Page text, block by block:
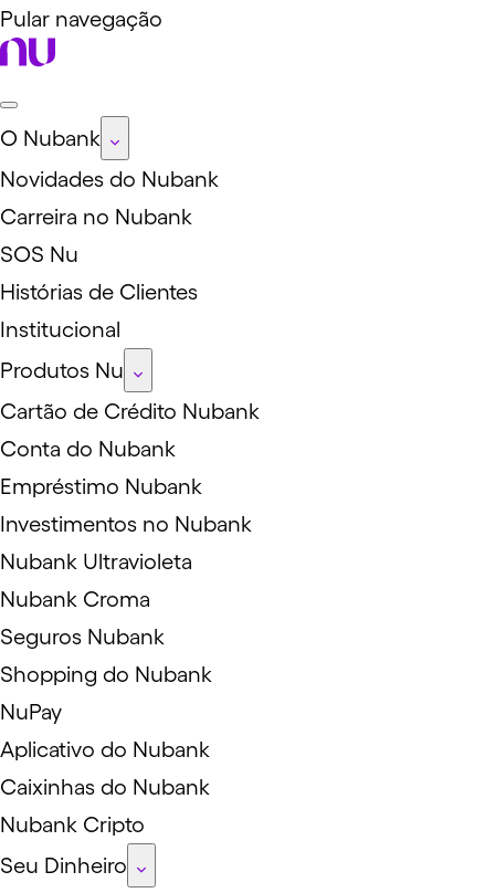
Pular navegação
O Nubank
Novidades do Nubank
Carreira no Nubank
SOS Nu
Histórias de Clientes
Institucional
Produtos Nu
Cartão de Crédito Nubank
Conta do Nubank
Empréstimo Nubank
Investimentos no Nubank
Nubank Ultravioleta
Nubank Croma
Seguros Nubank
Shopping do Nubank
NuPay
Aplicativo do Nubank
Caixinhas do Nubank
Nubank Cripto
Seu Dinheiro